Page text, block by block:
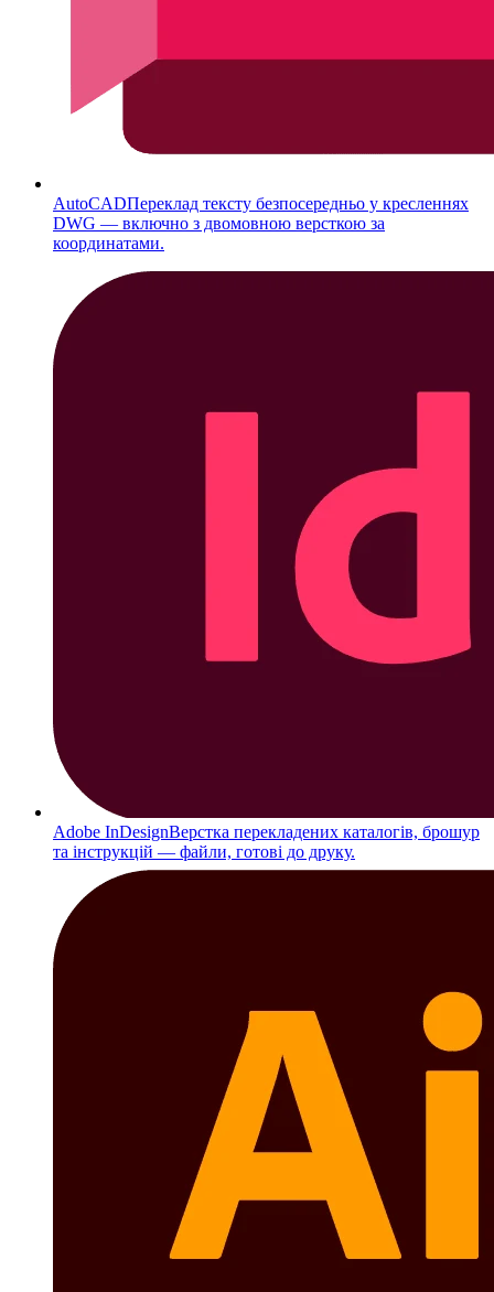
AutoCADПереклад тексту безпосередньо у кресленнях
DWG — включно з двомовною версткою за
координатами.
Adobe InDesignВерстка перекладених каталогів, брошур
та інструкцій — файли, готові до друку.